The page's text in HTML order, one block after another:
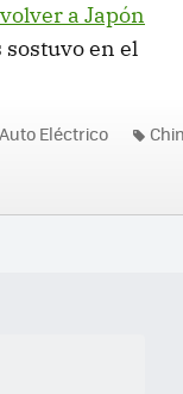
a Japón
en el
Auto Eléctrico